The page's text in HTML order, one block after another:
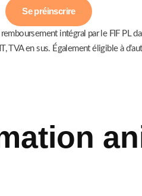
Se préinscrire
intégral par le FIF PL
TVA en sus. Également éligible à